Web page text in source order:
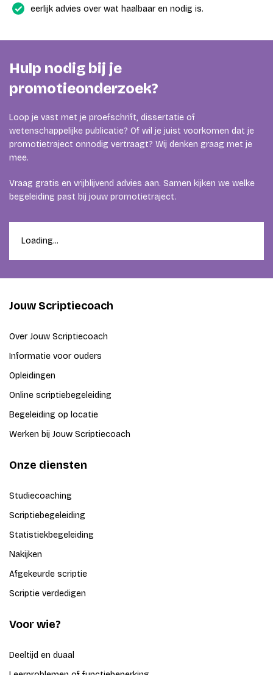
eerlijk advies over wat haalbaar en nodig is.
Hulp nodig bij je
promotieonderzoek?
Loop je vast met je proefschrift, dissertatie of
wetenschappelijke publicatie? Of wil je juist voorkomen dat je
promotietraject onnodig vertraagt? Wij denken graag met je
mee.
Vraag gratis en vrijblijvend advies aan. Samen kijken we welke
begeleiding past bij jouw promotietraject.
Loading...
Jouw Scriptiecoach
Over Jouw Scriptiecoach
Informatie voor ouders
Opleidingen
Online scriptiebegeleiding
Begeleiding op locatie
Werken bij Jouw Scriptiecoach
Onze diensten
Studiecoaching
Scriptiebegeleiding
Statistiekbegeleiding
Nakijken
Afgekeurde scriptie
Scriptie verdedigen
Voor wie?
Deeltijd en duaal